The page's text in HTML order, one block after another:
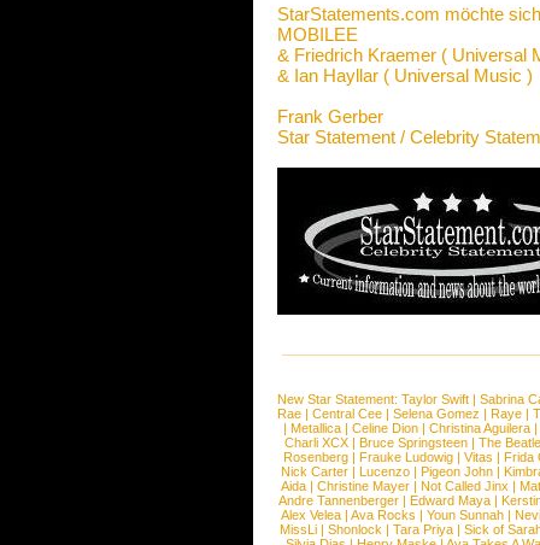
StarStatements.com möchte
MOBILEE
& Friedrich Kraemer ( Universal
& Ian Hayllar ( Universal Music )
Frank Gerber
Star Statement / Celebrity
New Star Statement: Taylor Swift | Sabrina
Rae |Central Cee |Selena Gomez |Raye |
| Metallica | Celine Dion | Christina Aguilera |
Charli XCX |Bruce Springsteen |The
Rosenberg | Frauke Ludowig | Vitas | Frida
Nick Carter | Lucenzo | Pigeon John |
Aida |Christine Mayer |Not Called Jinx |
Andre Tannenberger | Edward Maya |
Alex Velea | Ava Rocks | Youn Sunnah |
MissLi | Shonlock | Tara Priya | Sick of